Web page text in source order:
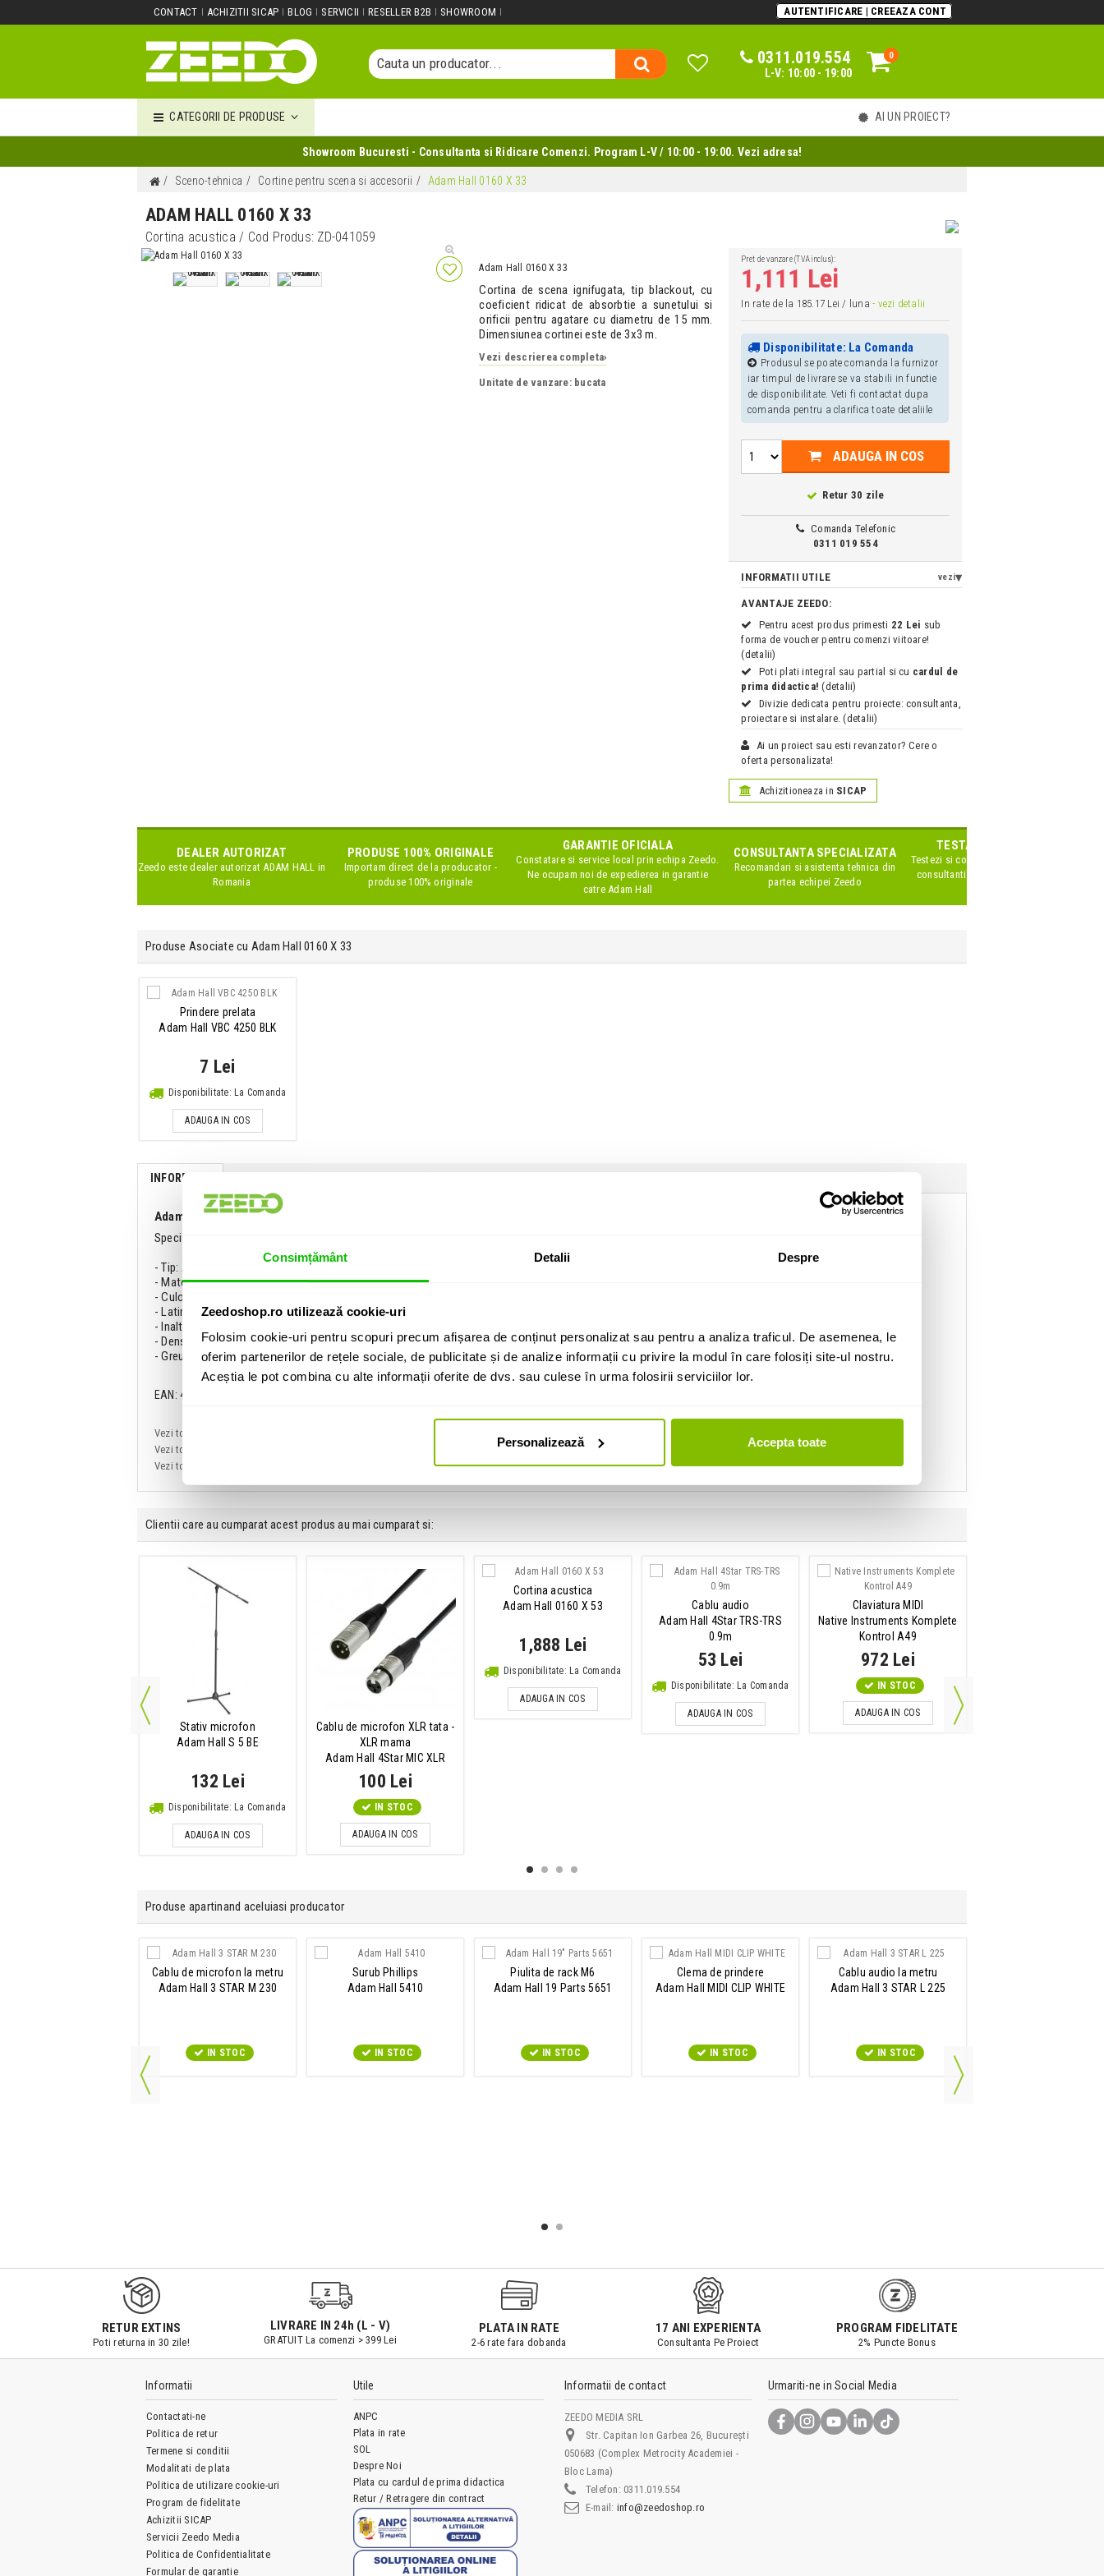
Consimțământ Detalii Despre
Zeedoshop.ro utilizează cookie-uri
Folosim cookie-uri pentru scopuri precum afișarea de conținut personalizat sau pentru a analiza traficul. De asemenea, le
oferim partenerilor de rețele sociale, de publicitate și de analize informații cu privire la modul în care folosiți site-ul nostru.
Aceștia le pot combina cu alte informații oferite de dvs. sau culese în urma folosirii serviciilor lor.
Personalizează Accepta toate
CONTACT ACHIZITII SICAP BLOG SERVICII RESELLER B2B SHOWROOM AUTENTIFICARE | CREEAZA CONT
0311.019.554
L-V: 10:00 - 19:00
0
0
Cauta un produs...
Cauta un producator...
CATEGORII DE PRODUSE AI UN PROIECT?
Showroom Bucuresti - Consultanta si Ridicare Comenzi. Program L-V / 10:00 - 19:00. Vezi adresa!
Sceno-tehnica Cortine pentru scena si accesorii Adam Hall 0160 X 33
ADAM HALL 0160 X 33
Cortina acustica/ Cod Produs: ZD-041059
Adam Hall 0160 X 33
Cortina de scena ignifugata, tip blackout, cu
coeficient ridicat de absorbtie a sunetului si
orificii pentru agatare cu diametru de 15 mm.
Dimensiunea cortinei este de 3x3 m.
Vezi descrierea completa›
Unitate de vanzare: bucata
Pret de vanzare (TVA inclus):
1,111 Lei
In rate de la 185.17 Lei / luna- vezi detalii
Disponibilitate: La Comanda
Produsul se poate comanda la furnizor
iar timpul de livrare se va stabili in functie
de disponibilitate. Veti fi contactat dupa
comanda pentru a clarifica toate detaliile
ADAUGA IN COS
Retur 30 zile
Comanda Telefonic
0311 019 554
INFORMATII UTILE vezi
AVANTAJE ZEEDO:
Pentru acest produs primesti 22 Lei sub
forma de voucher pentru comenzi viitoare!
(detalii)
Poti plati integral sau partial si cu cardul de
prima didactica! (detalii)
Divizie dedicata pentru proiecte: consultanta,
proiectare si instalare. (detalii)
Ai un proiect sau esti revanzator? Cere o
oferta personalizata!
Achizitioneaza in SICAP
DEALER AUTORIZAT
Zeedo este dealer autorizatADAM HALL in
Romania
PRODUSE 100% ORIGINALE
Importam direct de la producator -
produse 100% originale
GARANTIE OFICIALA
Constatare si service local prin echipa Zeedo.
Ne ocupam noi de expedierea in garantie
catre Adam Hall
CONSULTANTA SPECIALIZATA
Recomandari si asistenta tehnica din
partea echipei Zeedo
TESTARE IN SHOWROOM
Testezi si compari produsele impreuna cu
consultanti Zeedo specializati pe acest
Produse Asociate cu Adam Hall 0160 X 33
Prindere prelata
Adam Hall VBC 4250 BLK
7 Lei
Disponibilitate: La Comanda
ADAUGA IN COS
INFORMATII
Adam Hall 0160 X 33:
Specificatii:
- Tip: Acoustic cloth
- Material: Bumbac
- Culoare: Negru
- Latime: 3 m
- Inaltime: 3 m
- Densitate: 500 g/m2
- Greutate: 4.5 kg
EAN: 4049521211300
Vezi toate produsele de tip
Vezi toate produsele din categoria
Vezi toate produsele producatorului
Clientii care au cumparat acest produs au mai cumparat si:
Stativ microfon
Adam Hall S 5 BE
132 Lei
Disponibilitate: La Comanda
ADAUGA IN COS
Cablu de microfon XLR tata -
XLR mama
Adam Hall 4Star MIC XLR
10m
100 Lei
IN STOC
ADAUGA IN COS
Cortina acustica
Adam Hall 0160 X 53
1,888 Lei
Disponibilitate: La Comanda
ADAUGA IN COS
Cablu audio
Adam Hall 4Star TRS-TRS
0.9m
53 Lei
Disponibilitate: La Comanda
ADAUGA IN COS
Claviatura MIDI
Native Instruments Komplete
Kontrol A49
972 Lei
IN STOC
ADAUGA IN COS
Produse apartinand aceluiasi producator
Cablu de microfon la metru
Adam Hall 3 STAR M 230
IN STOC
Surub Phillips
Adam Hall 5410
IN STOC
Piulita de rack M6
Adam Hall 19 Parts 5651
IN STOC
Clema de prindere
Adam Hall MIDI CLIP WHITE
IN STOC
Cablu audio la metru
Adam Hall 3 STAR L 225
IN STOC
RETUR EXTINS
Poti returna in 30 zile!
LIVRARE IN 24h (L - V)
GRATUIT La comenzi > 399 Lei
PLATA IN RATE
2-6 rate fara dobanda
17 ANI EXPERIENTA
Consultanta Pe Proiect
PROGRAM FIDELITATE
2% Puncte Bonus
Informatii
Contactati-ne
Politica de retur
Termene si conditii
Modalitati de plata
Politica de utilizare cookie-uri
Program de fidelitate
Achizitii SICAP
Servicii Zeedo Media
Politica de Confidentialitate
Formular de garantie
Utile
ANPC
Plata in rate
SOL
Despre Noi
Plata cu cardul de prima didactica
Retur / Retragere din contract
Informatii de contact
ZEEDO MEDIA SRL
Str. Capitan Ion Garbea 26, București
050683 (Complex Metrocity Academiei -
Bloc Lama)
Telefon: 0311.019.554
E-mail: info@zeedoshop.ro
Urmariti-ne in Social Media